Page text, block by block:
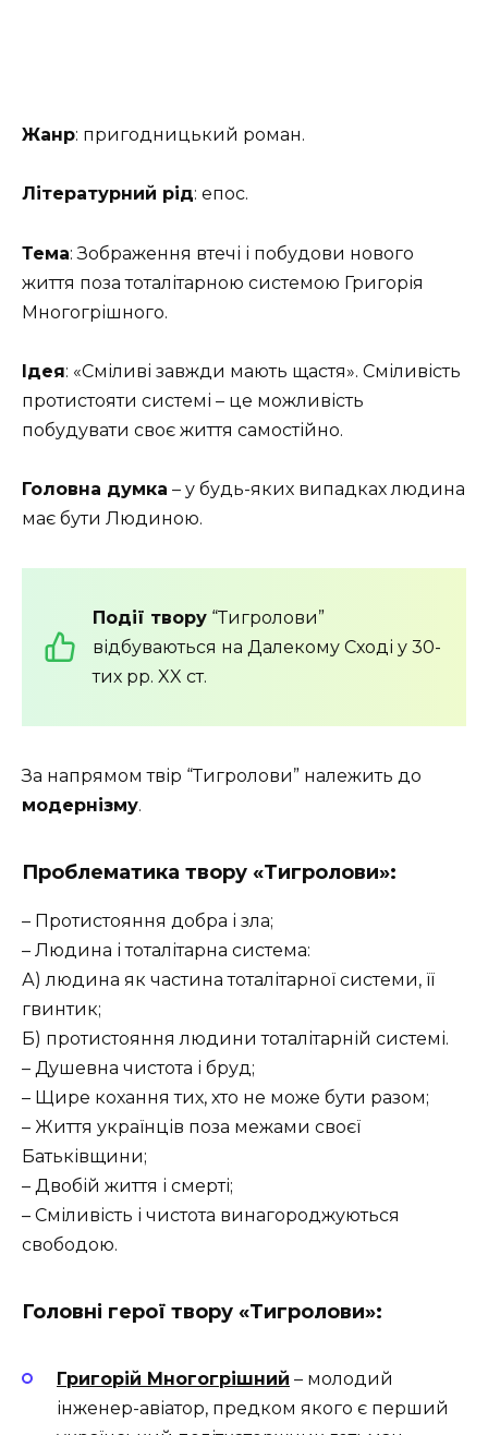
Жанр: пригодницький роман.
Літературний рід: епос.
Тема: Зображення втечі і побудови нового
життя поза тоталітарною системою Григорія
Многогрішного.
Ідея: «Сміливі завжди мають щастя». Сміливість
протистояти системі – це можливість
побудувати своє життя самостійно.
Головна думка – у будь-яких випадках людина
має бути Людиною.
Події твору “Тигролови”
відбуваються на Далекому Сході у 30-
тих рр. XX ст.
За напрямом твір “Тигролови” належить до
модернізму.
Проблематика твору «Тигролови»:
– Протистояння добра і зла;
– Людина і тоталітарна система:
А) людина як частина тоталітарної системи, її
гвинтик;
Б) протистояння людини тоталітарній системі.
– Душевна чистота і бруд;
– Щире кохання тих, хто не може бути разом;
– Життя українців поза межами своєї
Батьківщини;
– Двобій життя і смерті;
– Сміливість і чистота винагороджуються
свободою.
Головні герої твору «Тигролови»:
Григорій Многогрішний – молодий
інженер-авіатор, предком якого є перший